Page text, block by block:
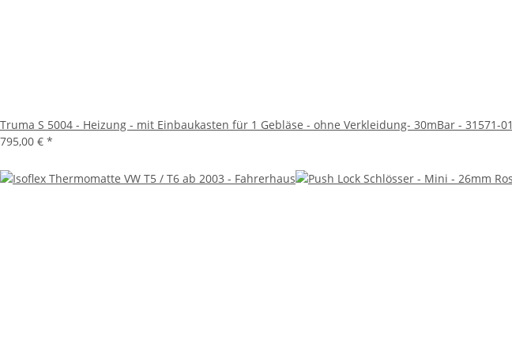
Truma S 5004 - Heizung - mit Einbaukasten für 1 Gebläse - ohne Verkleidung- 30mBar - 31571-01
795,00 € *